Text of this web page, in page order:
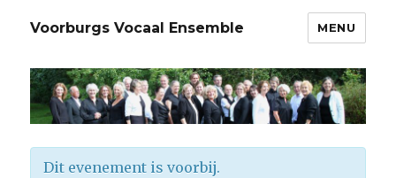
Voorburgs Vocaal Ensemble MENU
Dit evenement is voorbij.